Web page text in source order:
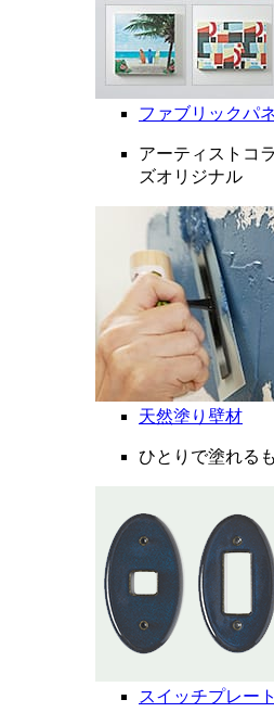
ファブリックパ
アーティストコ
ズオリジナル
天然塗り壁材
ひとりで塗れる
スイッチプレート